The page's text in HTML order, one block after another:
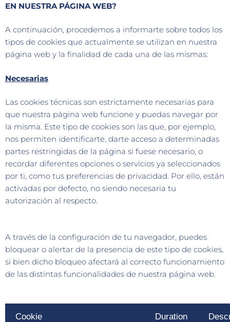
EN NUESTRA PÁGINA WEB?
A continuación, procedemos a informarte sobre todos los
tipos de cookies que actualmente se utilizan en nuestra
página web y la finalidad de cada una de las mismas:
Necesarias
Las cookies técnicas son estrictamente necesarias para
que nuestra página web funcione y puedas navegar por
la misma. Este tipo de cookies son las que, por ejemplo,
nos permiten identificarte, darte acceso a determinadas
partes restringidas de la página si fuese necesario, o
recordar diferentes opciones o servicios ya seleccionados
por ti, como tus preferencias de privacidad. Por ello, están
activadas por defecto, no siendo necesaria tu
autorización al respecto.
A través de la configuración de tu navegador, puedes
bloquear o alertar de la presencia de este tipo de cookies,
si bien dicho bloqueo afectará al correcto funcionamiento
de las distintas funcionalidades de nuestra página web.
Cookie Duration